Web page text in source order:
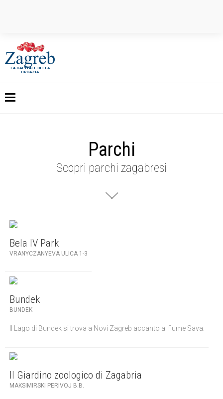
LA CAPITALE DELLA
CROAZIA
Parchi
Scopri parchi zagabresi
Bela IV Park
VRANYCZANYEVA ULICA 1-3
Bundek
BUNDEK
Il Lago di Bundek si trova a Novi Zagreb accanto al fiume Sava.
Il Giardino zoologico di Zagabria
MAKSIMIRSKI PERIVOJ B.B.